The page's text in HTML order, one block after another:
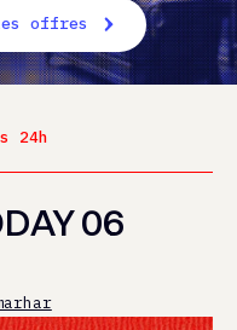
offres
24h
06